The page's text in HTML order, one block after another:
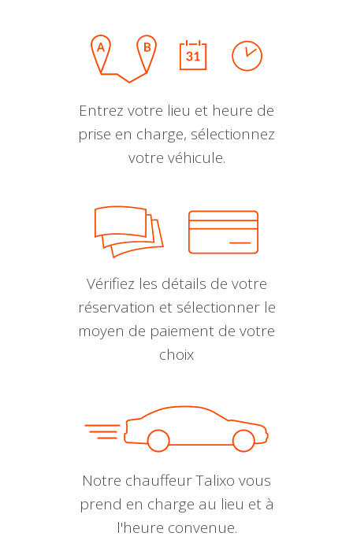
Entrez votre lieu et heure de
prise en charge, sélectionnez
votre véhicule.
Vérifiez les détails de votre
réservation et sélectionner le
moyen de paiement de votre
choix
Notre chauffeur Talixo vous
prend en charge au lieu et à
l'heure convenue.